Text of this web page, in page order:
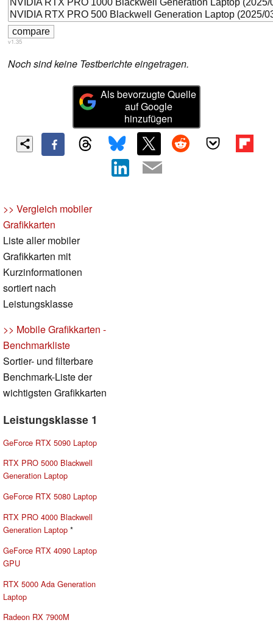
v1.35
Noch sind keine Testberichte eingetragen.
Als bevorzugte Quelle
auf Google
hinzufügen
>> Vergleich mobiler
Grafikkarten
Liste aller mobiler
Grafikkarten mit
Kurzinformationen
sortiert nach
Leistungsklasse
>> Mobile Grafikkarten -
Benchmarkliste
Sortier- und filterbare
Benchmark-Liste der
wichtigsten Grafikkarten
Leistungsklasse 1
GeForce RTX 5090 Laptop
RTX PRO 5000 Blackwell
Generation Laptop
GeForce RTX 5080 Laptop
RTX PRO 4000 Blackwell
Generation Laptop *
GeForce RTX 4090 Laptop
GPU
RTX 5000 Ada Generation
Laptop
Radeon RX 7900M